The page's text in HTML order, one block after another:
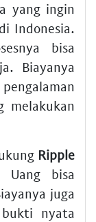
yang ingin
Indonesia.
bisa
Biayanya
melakukan
Ripple
Uang bisa
juga
nyata